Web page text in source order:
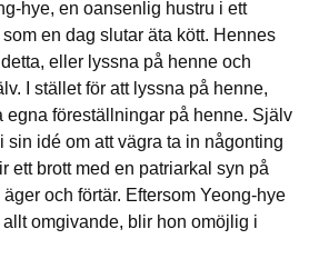
hye, en oansenlig hustru i ett
en dag slutar äta kött. Hennes
eller lyssna på henne och
I stället för att lyssna på henne,
egna föreställningar på henne. Själv
sin idé om att vägra ta in någonting
ett brott med en patriarkal syn på
och förtär. Eftersom Yeong-hye
omgivande, blir hon omöjlig i